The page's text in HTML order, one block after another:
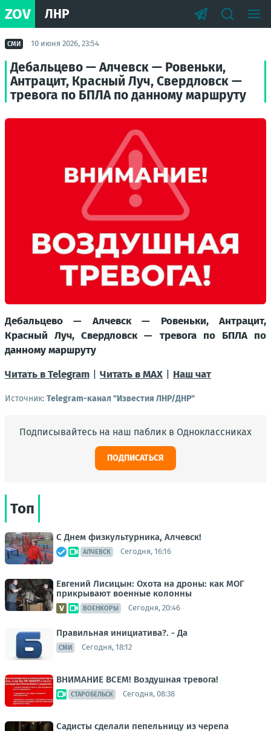
ZOV ЛНР
СМИ 10 июня 2026, 23:54
Дебальцево — Алчевск — Ровеньки,
Антрацит, Красный Луч, Свердловск —
тревога по БПЛА по данному маршруту
Дебальцево — Алчевск — Ровеньки, Антрацит,
Красный Луч, Свердловск — тревога по БПЛА по
данному маршруту
Читать в Telegram
Читать в MAX Наш чат
Источник: Telegram-канал "Известия ЛНР/ДНР"
Подписывайтесь на наш паблик в Одноклассниках
ПОДПИСАТЬСЯ
Топ
С Днем физкультурника, Алчевск!
АЛЧЕВСК Сегодня, 16:16
Евгений Лисицын: Охота на дроны: как МОГ
прикрывают военные колонны
ВОЕНКОРЫ Сегодня, 20:46
Правильная инициатива?. - Да
СМИ Сегодня, 18:12
ВНИМАНИЕ ВСЕМ! Воздушная тревога!
СТАРОБЕЛЬСК Сегодня, 08:38
Садисты сделали пепельницу из черепа